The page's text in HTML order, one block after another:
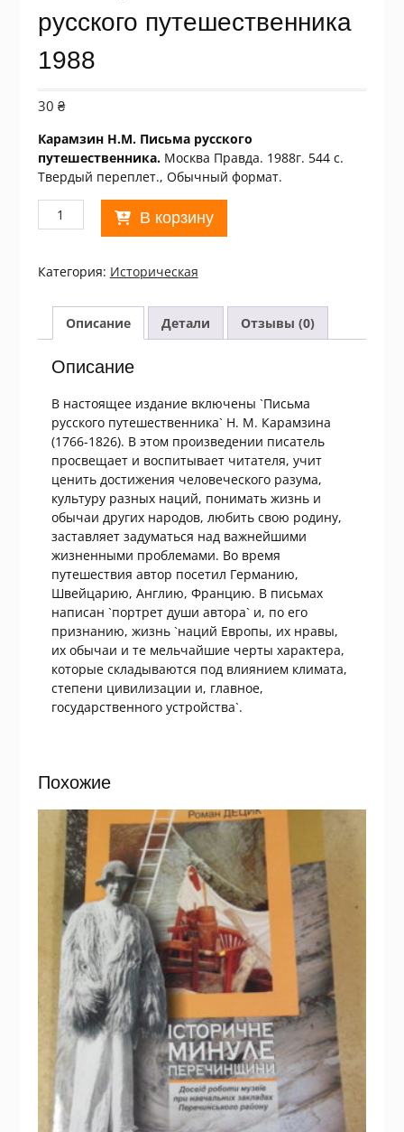
русского путешественника
1988
30 ₴
Карамзин Н.М. Письма русского
путешественника. Москва Правда. 1988г. 544 с.
Твердый переплет., Обычный формат.
Количество
товара
Письма
русского
путешественника
В корзину
Категория: Историческая
Описание Детали Отзывы (0)
Описание
В настоящее издание включены `Письма
русского путешественника` Н. М. Карамзина
(1766-1826). В этом произведении писатель
просвещает и воспитывает читателя, учит
ценить достижения человеческого разума,
культуру разных наций, понимать жизнь и
обычаи других народов, любить свою родину,
заставляет задуматься над важнейшими
жизненными проблемами. Во время
путешествия автор посетил Германию,
Швейцарию, Англию, Францию. В письмах
написан `портрет души автора` и, по его
признанию, жизнь `наций Европы, их нравы,
их обычаи и те мельчайшие черты характера,
которые складываются под влиянием климата,
степени цивилизации и, главное,
государственного устройства`.
Похожие